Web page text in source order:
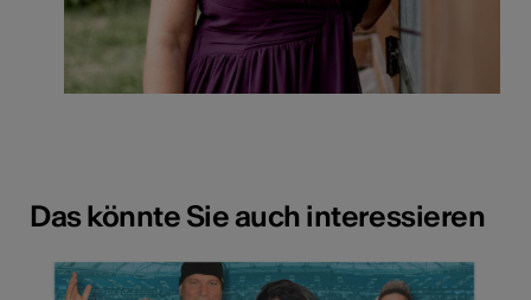
Das könnte Sie auch interessieren